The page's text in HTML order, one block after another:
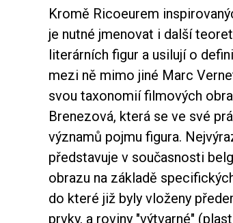
Kromě Ricoeurem
je nutné jmenovat i další
literárních figur a usilují o
mezi ně mimo jiné Marc
svou taxonomií filmových
Brenezová, která se ve své
významů pojmu figura.
představuje v současnosti
obrazu na základě
do které již byly vloženy
prvky, a roviny "výtvarné"